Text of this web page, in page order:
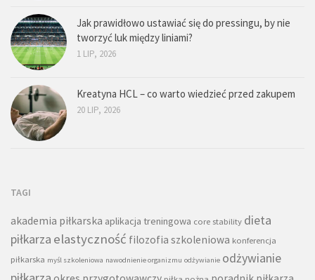
Jak prawidłowo ustawiać się do pressingu, by nie
tworzyć luk między liniami?
1 LIP, 2026
Kreatyna HCL – co warto wiedzieć przed zakupem
20 LIP, 2026
TAGI
akademia piłkarska aplikacja treningowa core stability dieta
piłkarza elastyczność filozofia szkoleniowa konferencja
piłkarska myśl szkoleniowa nawodnienie organizmu odżywianie odżywianie